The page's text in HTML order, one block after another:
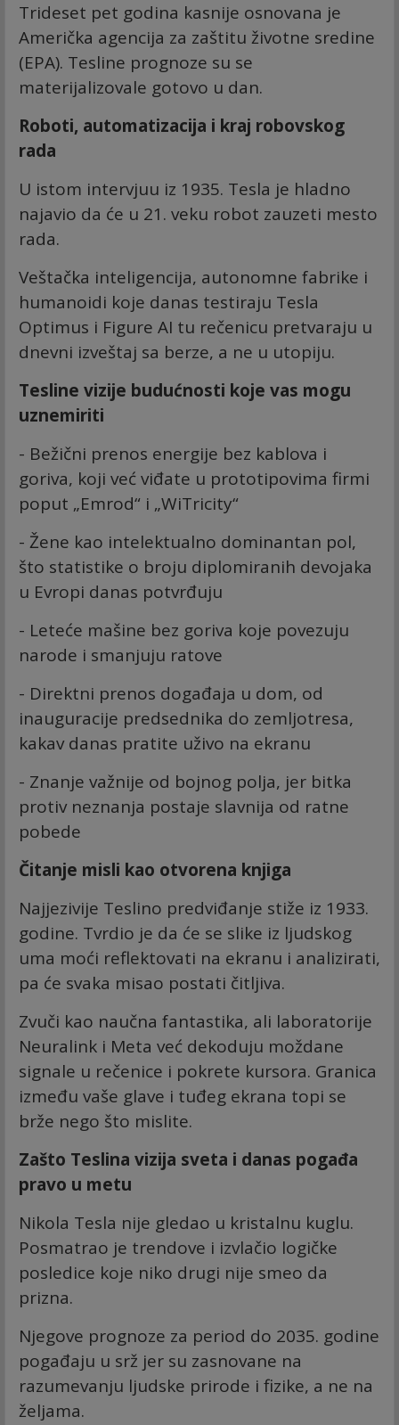
Trideset pet godina kasnije osnovana je
Američka agencija za zaštitu životne sredine
(EPA). Tesline prognoze su se
materijalizovale gotovo u dan.
Roboti, automatizacija i kraj robovskog
rada
U istom intervjuu iz 1935. Tesla je hladno
najavio da će u 21. veku robot zauzeti mesto
rada.
Veštačka inteligencija, autonomne fabrike i
humanoidi koje danas testiraju Tesla
Optimus i Figure AI tu rečenicu pretvaraju u
dnevni izveštaj sa berze, a ne u utopiju.
Tesline vizije budućnosti koje vas mogu
uznemiriti
- Bežični prenos energije bez kablova i
goriva, koji već viđate u prototipovima firmi
poput „Emrod“ i „WiTricity“
- Žene kao intelektualno dominantan pol,
što statistike o broju diplomiranih devojaka
u Evropi danas potvrđuju
- Leteće mašine bez goriva koje povezuju
narode i smanjuju ratove
- Direktni prenos događaja u dom, od
inauguracije predsednika do zemljotresa,
kakav danas pratite uživo na ekranu
- Znanje važnije od bojnog polja, jer bitka
protiv neznanja postaje slavnija od ratne
pobede
Čitanje misli kao otvorena knjiga
Najjezivije Teslino predviđanje stiže iz 1933.
godine. Tvrdio je da će se slike iz ljudskog
uma moći reflektovati na ekranu i analizirati,
pa će svaka misao postati čitljiva.
Zvuči kao naučna fantastika, ali laboratorije
Neuralink i Meta već dekoduju moždane
signale u rečenice i pokrete kursora. Granica
između vaše glave i tuđeg ekrana topi se
brže nego što mislite.
Zašto Teslina vizija sveta i danas pogađa
pravo u metu
Nikola Tesla nije gledao u kristalnu kuglu.
Posmatrao je trendove i izvlačio logičke
posledice koje niko drugi nije smeo da
prizna.
Njegove prognoze za period do 2035. godine
pogađaju u srž jer su zasnovane na
razumevanju ljudske prirode i fizike, a ne na
željama.